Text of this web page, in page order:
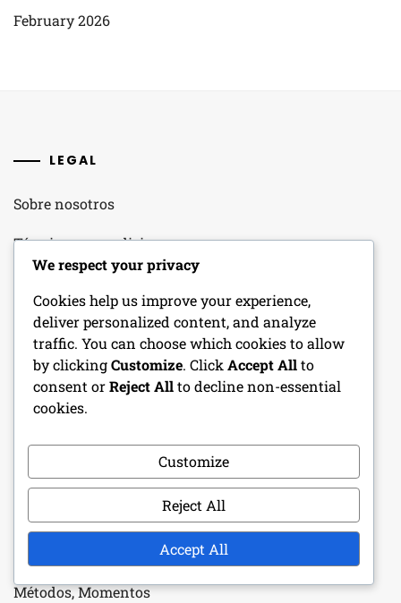
February 2026
LEGAL
Sobre nosotros
Términos y condiciones
Política de protección de datos
Política de cookies
Osteoartritis en corredores: causas, síntomas, manejo
Estiramiento de pantorrillas para corredores
principiantes: técnicas, beneficios, duración
Terapia de Hielo para el Dolor de Rodilla: Beneficios,
Métodos, Momentos
We respect your privacy
Cookies help us improve your experience,
deliver personalized content, and analyze
traffic. You can choose which cookies to allow
by clickingCustomize. Click Accept Allto
consent orReject Allto decline non-essential
cookies.
Customize
Reject All
Accept All